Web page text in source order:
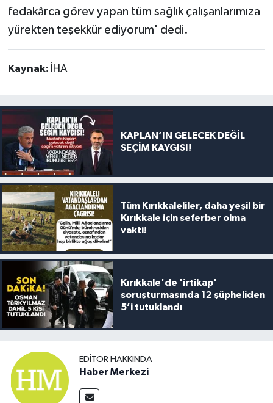
fedakârca görev yapan tüm sağlık çalışanlarımıza
yürekten teşekkür ediyorum' dedi.
Kaynak: İHA
KAPLAN’IN GELECEK DEĞİL
SEÇİM KAYGISI!
Tüm Kırıkkaleliler, daha yeşil bir
Kırıkkale için seferber olma
vakti!
Kırıkkale'de 'irtikap'
soruşturmasında 12 şüpheliden
5’i tutuklandı
EDITÖR HAKKINDA
Haber Merkezi